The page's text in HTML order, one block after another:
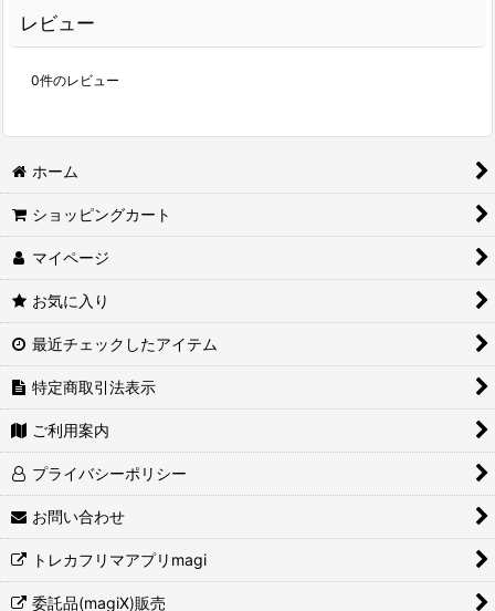
レビュー
0件のレビュー
ホーム
ショッピングカート
マイページ
お気に入り
最近チェックしたアイテム
特定商取引法表示
ご利用案内
プライバシーポリシー
お問い合わせ
トレカフリマアプリmagi
委託品(magiX)販売